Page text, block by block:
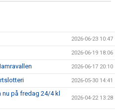
2026-06-23 10:47
2026-06-19 18:06
2026-06-17 20:10
2026-05-30 14:41
på fredag 24/4 kl
2026-04-22 13:28